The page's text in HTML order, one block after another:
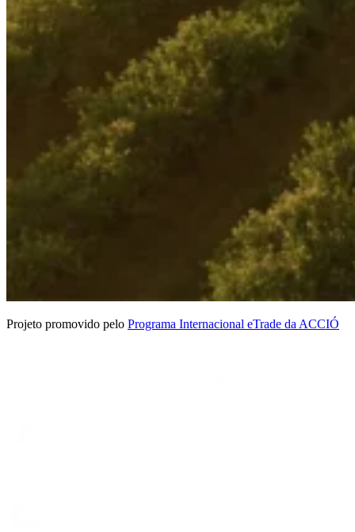
Projeto promovido pelo Programa Internacional eTrade da ACCIÓ